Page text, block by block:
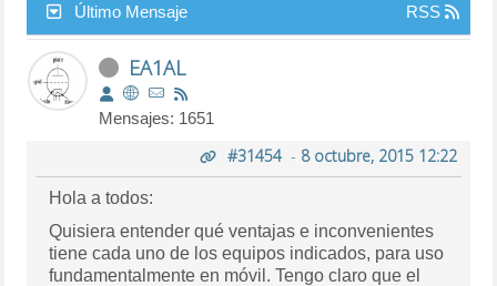
Último Mensaje RSS
EA1AL
Mensajes: 1651
#31454- 8 octubre, 2015 12:22
Hola a todos:
Quisiera entender qué ventajas e inconvenientes
tiene cada uno de los equipos indicados, para uso
fundamentalmente en móvil. Tengo claro que el